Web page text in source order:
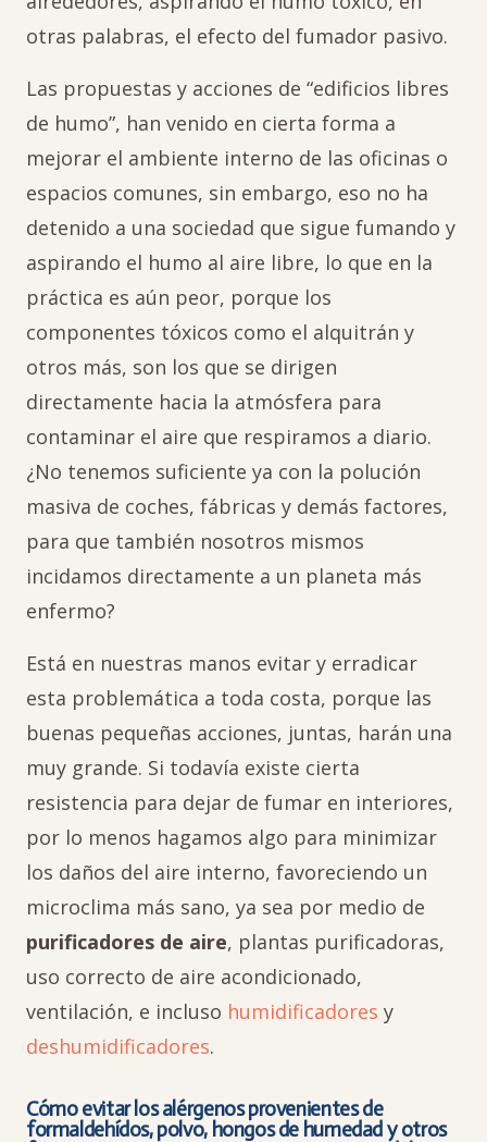
otras palabras, el efecto del fumador pasivo.
Las propuestas y acciones de “edificios libres
de humo”, han venido en cierta forma a
mejorar el ambiente interno de las oficinas o
espacios comunes, sin embargo, eso no ha
detenido a una sociedad que sigue fumando y
aspirando el humo al aire libre, lo que en la
práctica es aún peor, porque los
componentes tóxicos como el alquitrán y
otros más, son los que se dirigen
directamente hacia la atmósfera para
contaminar el aire que respiramos a diario.
¿No tenemos suficiente ya con la polución
masiva de coches, fábricas y demás factores,
para que también nosotros mismos
incidamos directamente a un planeta más
enfermo?
Está en nuestras manos evitar y erradicar
esta problemática a toda costa, porque las
buenas pequeñas acciones, juntas, harán una
muy grande. Si todavía existe cierta
resistencia para dejar de fumar en interiores,
por lo menos hagamos algo para minimizar
los daños del aire interno, favoreciendo un
microclima más sano, ya sea por medio de
purificadores de aire, plantas purificadoras,
uso correcto de aire acondicionado,
ventilación, e incluso humidificadores y
deshumidificadores.
Cómo evitar los alérgenos provenientes de
formaldehídos, polvo, hongos de humedad y otros